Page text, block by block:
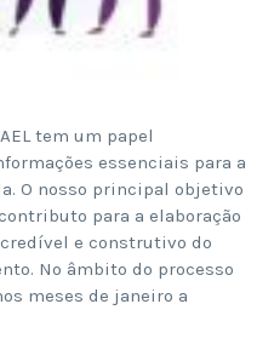
tem um papel
essenciais para a
O nosso principal objetivo
para a elaboração
e construtivo do
No âmbito do processo
meses de janeiro a